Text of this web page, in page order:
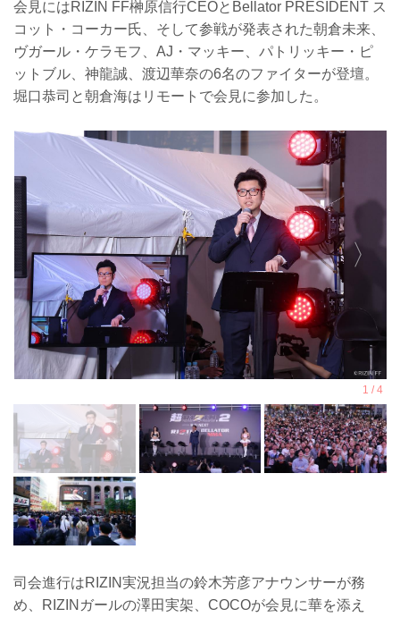
会見にはRIZIN FF榊原信行CEOとBellator PRESIDENT ス
コット・コーカー氏、そして参戦が発表された朝倉未来、
ヴガール・ケラモフ、AJ・マッキー、パトリッキー・ピ
ットブル、神龍誠、渡辺華奈の6名のファイターが登壇。
堀口恭司と朝倉海はリモートで会見に参加した。
司会進行はRIZIN実況担当の鈴木芳彦アナウンサーが務
め、RIZINガールの澤田実架、COCOが会見に華を添え